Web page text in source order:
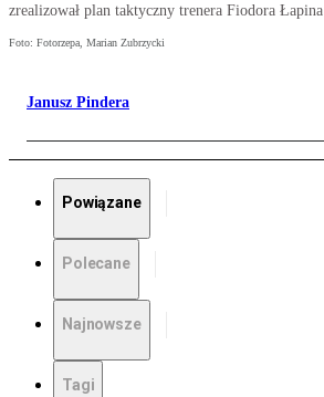
zrealizował plan taktyczny trenera Fiodora Łapina
Foto: Fotorzepa, Marian Zubrzycki
Janusz Pindera
Powiązane
Polecane
Najnowsze
Tagi